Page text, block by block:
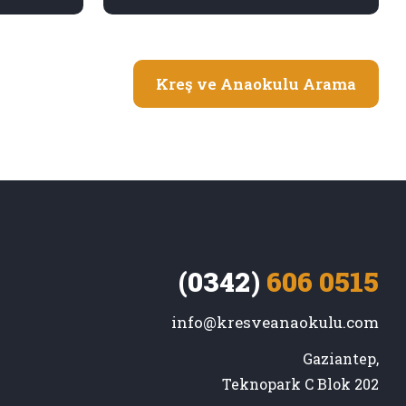
Kreş ve Anaokulu Arama
(0342) 606 0515
info@kresveanaokulu.com
Gaziantep,
Teknopark C Blok 202